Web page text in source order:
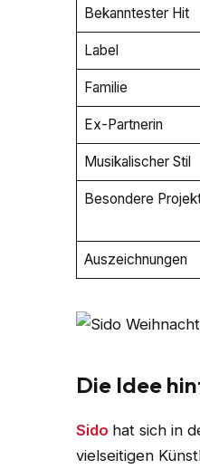
Bekanntester Hit
Label
Familie
Ex-Partnerin
Musikalischer Stil
Besondere
Auszeichnungen
Die Idee
Sido hat sich in
vielseitigen